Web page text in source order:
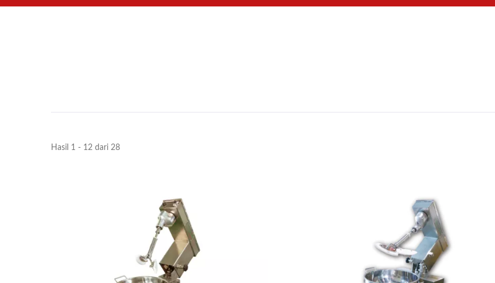
Hasil 1 - 12 dari 28